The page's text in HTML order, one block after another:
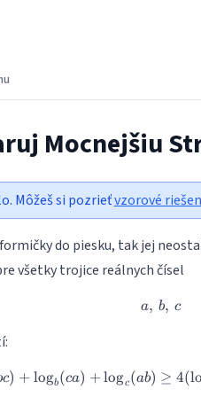
Mocnejšiu
Môžeš si pozrieťvzorové
do piesku, tak jej
všetky trojice reálnych čísel
a,\,
a, b, c
c) + logb(ca) +logc (ab) ≥ 4(lo